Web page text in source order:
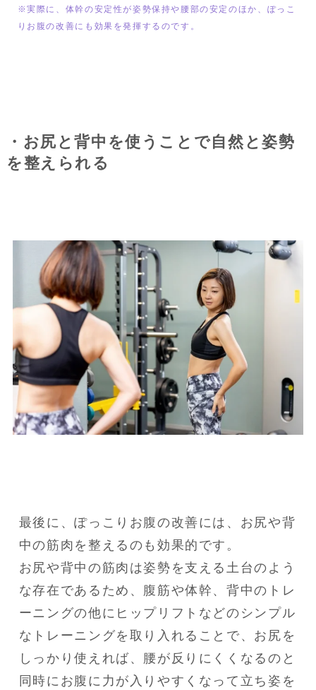
※実際に、体幹の安定性が姿勢保持や腰部の安定のほか、ぽっこ
りお腹の改善にも効果を発揮するのです。
・お尻と背中を使うことで自然と姿勢
を整えられる
最後に、ぽっこりお腹の改善には、お尻や背
中の筋肉を整えるのも効果的です。
お尻や背中の筋肉は姿勢を支える土台のよう
な存在であるため、腹筋や体幹、背中のトレ
ーニングの他にヒップリフトなどのシンプル
なトレーニングを取り入れることで、お尻を
しっかり使えれば、腰が反りにくくなるのと
同時にお腹に力が入りやすくなって立ち姿を